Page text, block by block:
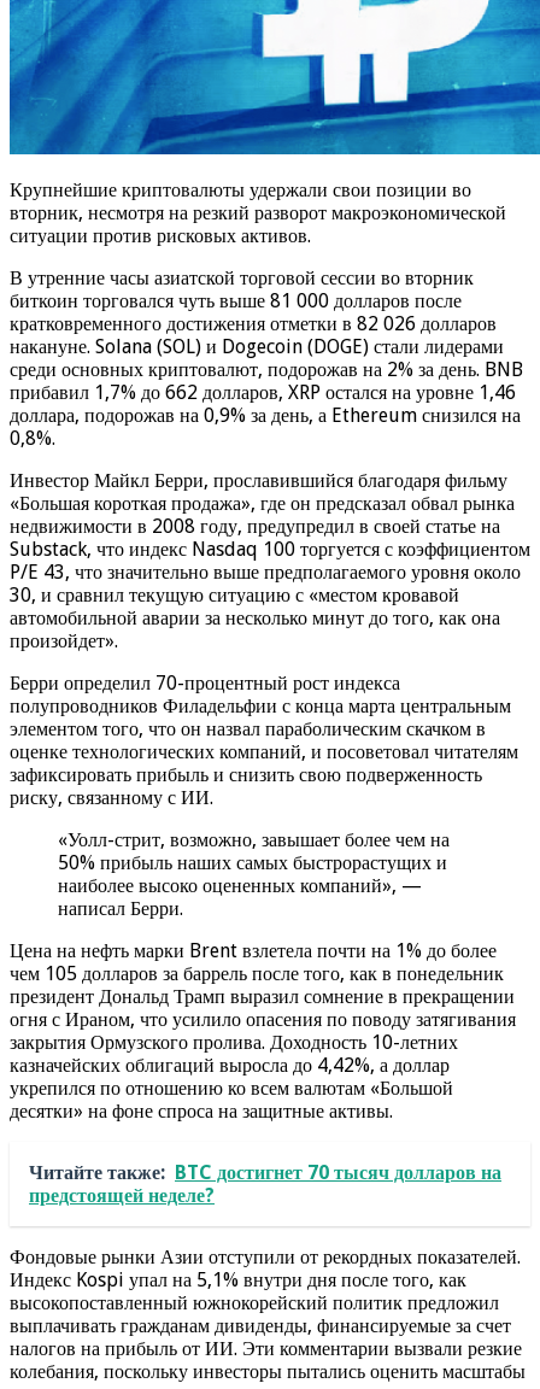
Крупнейшие криптовалюты удержали свои позиции во
вторник, несмотря на резкий разворот макроэкономической
ситуации против рисковых активов.
В утренние часы азиатской торговой сессии во вторник
биткоин торговался чуть выше 81 000 долларов после
кратковременного достижения отметки в 82 026 долларов
накануне. Solana (SOL) и Dogecoin (DOGE) стали лидерами
среди основных криптовалют, подорожав на 2% за день. BNB
прибавил 1,7% до 662 долларов, XRP остался на уровне 1,46
доллара, подорожав на 0,9% за день, а Ethereum снизился на
0,8%.
Инвестор Майкл Берри, прославившийся благодаря фильму
«Большая короткая продажа», где он предсказал обвал рынка
недвижимости в 2008 году, предупредил в своей статье на
Substack, что индекс Nasdaq 100 торгуется с коэффициентом
P/E 43, что значительно выше предполагаемого уровня около
30, и сравнил текущую ситуацию с «местом кровавой
автомобильной аварии за несколько минут до того, как она
произойдет».
Берри определил 70-процентный рост индекса
полупроводников Филадельфии с конца марта центральным
элементом того, что он назвал параболическим скачком в
оценке технологических компаний, и посоветовал читателям
зафиксировать прибыль и снизить свою подверженность
риску, связанному с ИИ.
«Уолл-стрит, возможно, завышает более чем на
50% прибыль наших самых быстрорастущих и
наиболее высоко оцененных компаний», —
написал Берри.
Цена на нефть марки Brent взлетела почти на 1% до более
чем 105 долларов за баррель после того, как в понедельник
президент Дональд Трамп выразил сомнение в прекращении
огня с Ираном, что усилило опасения по поводу затягивания
закрытия Ормузского пролива. Доходность 10-летних
казначейских облигаций выросла до 4,42%, а доллар
укрепился по отношению ко всем валютам «Большой
десятки» на фоне спроса на защитные активы.
Читайте также: BTC достигнет 70 тысяч долларов на
предстоящей неделе?
Фондовые рынки Азии отступили от рекордных показателей.
Индекс Kospi упал на 5,1% внутри дня после того, как
высокопоставленный южнокорейский политик предложил
выплачивать гражданам дивиденды, финансируемые за счет
налогов на прибыль от ИИ. Эти комментарии вызвали резкие
колебания, поскольку инвесторы пытались оценить масштабы